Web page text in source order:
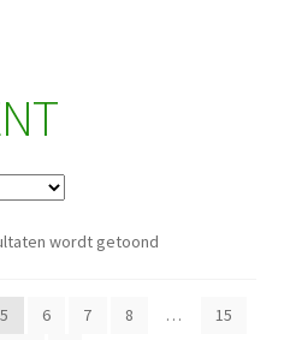
wordt getoond
5 6 7 8 …
15